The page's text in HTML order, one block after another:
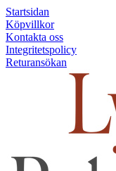
Startsidan
Köpvillkor
Kontakta oss
Integritetspolicy
Returansökan